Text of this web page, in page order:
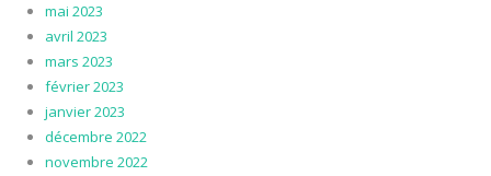
mai 2023
avril 2023
mars 2023
février 2023
janvier 2023
décembre 2022
novembre 2022